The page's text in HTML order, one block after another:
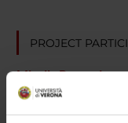
PROJECT
Mirella Ruggeri